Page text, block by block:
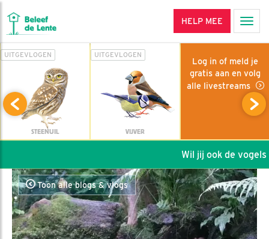
HELP MEE
UITGEVLOGEN
STEENUIL
UITGEVLOGEN
VIJVER
Log in of meld je
gratis aan en volg
alle livestreams
Wil jij ook de vogels
Toon alle blogs & vlogs